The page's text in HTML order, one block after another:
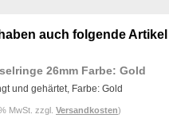
auch folgende Artikel
26mm Farbe: Gold
und gehärtet, Farbe: Gold
MwSt. zzgl. Versandkosten)